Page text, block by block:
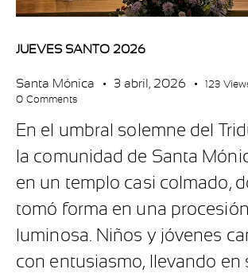
JUEVES SANTO 2026
Santa Mónica 3 abril, 2026 123
0 Comments
En el umbral solemne del
la comunidad de Santa
en un templo casi colmado,
tomó forma en una
luminosa. Niños y jóvenes
con entusiasmo, llevando en